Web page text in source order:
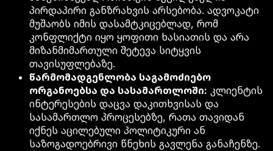
პირდაპირი განზრახვის არსებობა. ადვოკატი
მუშაობს იმის დასამტკიცებლად, რომ
კონფლიქტი იყო ყოფითი ხასიათის და არა
მიზანმიმართული შეტევა სიტყვის
თავისუფლებაზე.
წარმომადგენლობა საგამოძიებო
ორგანოებსა და სასამართლოში: კლიენტის
ინტერესების დაცვა დაკითხვისას და
სასამართლო პროცესებზე, რათა თავიდან
იქნეს აცილებული პოლიტიკური ან
საზოგადოებრივი წნეხის გავლენა განაჩენზე.